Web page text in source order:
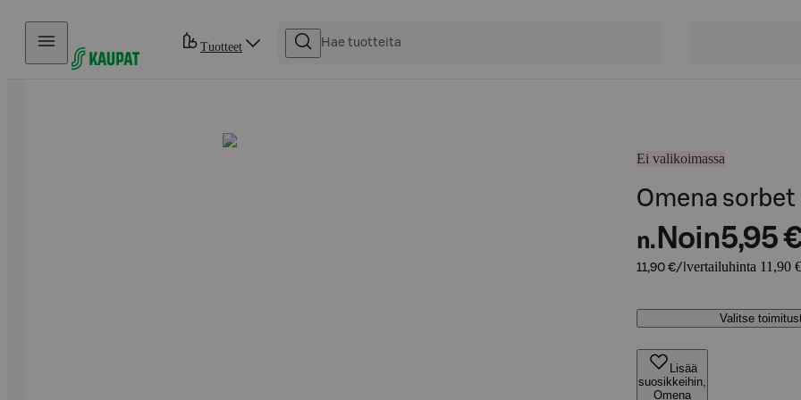
Hyppää sisältöön
Tuotteet
Ei valikoimassa
Omena sorbet
n. Noin5,95
11,90 €/l vertailuhinta 11,90
Valitse
Lisää
suosikkeihin,
Omena